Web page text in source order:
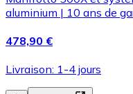
aluminium | 10 ans de
478,90 €
Livraison: 1-4 jours